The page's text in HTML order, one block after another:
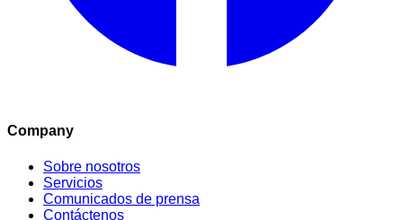
Company
Sobre nosotros
Servicios
Comunicados de prensa
Contáctenos